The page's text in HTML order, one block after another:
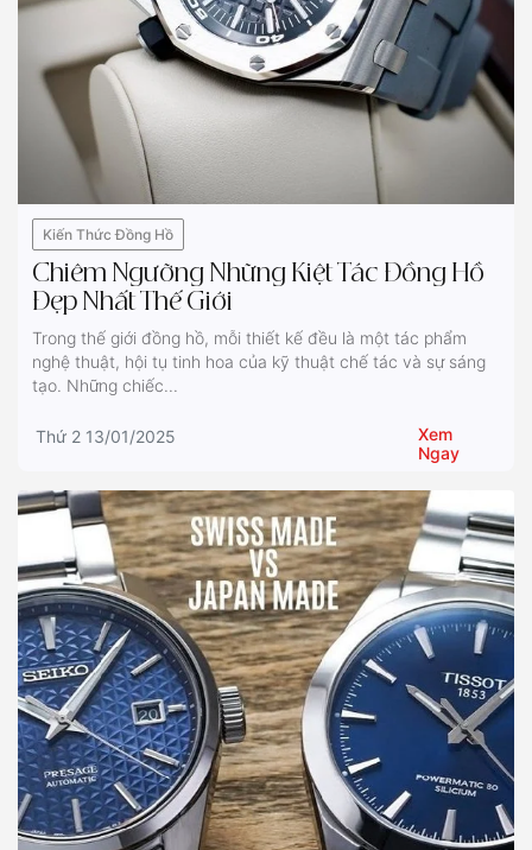
Kiến Thức Đồng Hồ
Chiêm Ngưỡng Những Kiệt Tác Đồng Hồ
Đẹp Nhất Thế Giới
Trong thế giới đồng hồ, mỗi thiết kế đều là một tác phẩm
nghệ thuật, hội tụ tinh hoa của kỹ thuật chế tác và sự sáng
tạo. Những chiếc...
Thứ 2 13/01/2025
Xem
Ngay